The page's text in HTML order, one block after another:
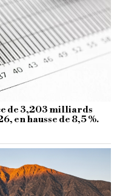
de 3,203 milliards
en hausse de 8,5 %.